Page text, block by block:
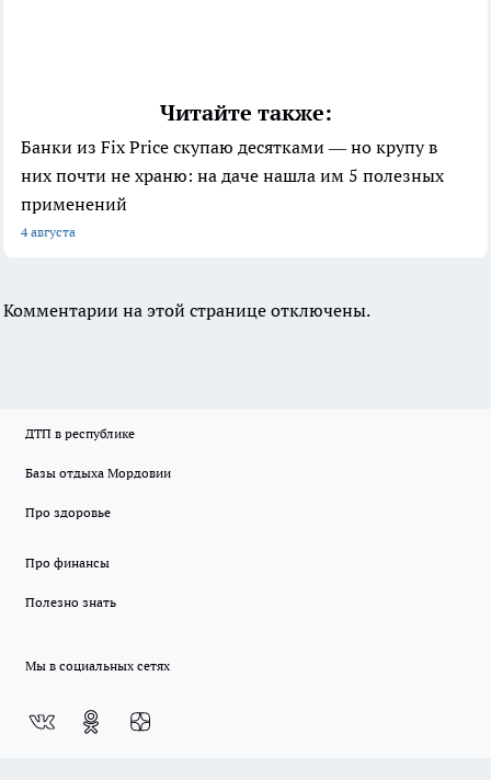
Читайте также:
Банки из Fix Price скупаю десятками — но крупу в
них почти не храню: на даче нашла им 5 полезных
применений
4 августа
Комментарии на этой странице отключены.
ДТП в республике
Базы отдыха Мордовии
Про здоровье
Про финансы
Полезно знать
Мы в социальных сетях